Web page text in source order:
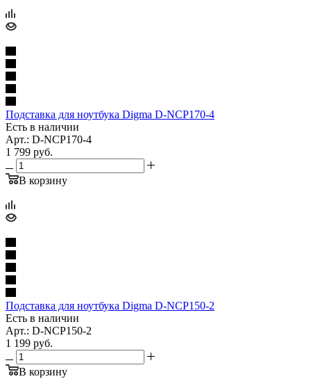
Подставка для ноутбука Digma D-NCP170-4
Есть в наличии
Арт.: D-NCP170-4
1 799 руб.
В корзину
Подставка для ноутбука Digma D-NCP150-2
Есть в наличии
Арт.: D-NCP150-2
1 199 руб.
В корзину